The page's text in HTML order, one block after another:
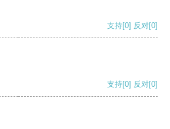
支持[0] 反对[0]
支持[0] 反对[0]